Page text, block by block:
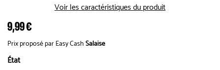
Voir les caractéristiques du produit
9,99 €
Prix proposé par Easy CashSalaise
État